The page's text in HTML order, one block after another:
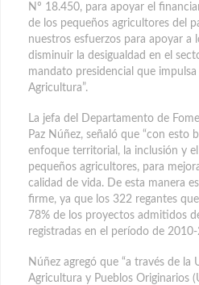
Nº 18.450, para apoyar el
de los pequeños agricultores del
nuestros esfuerzos para apoyar a
disminuir la desigualdad en el
mandato presidencial que
Agricultura”.
La jefa del Departamento de
Paz Núñez, señaló que “con esto
enfoque territorial, la inclusión y
pequeños agricultores, para
calidad de vida. De esta manera
firme, ya que los 322 regantes
78% de los proyectos admitidos
registradas en el período de 2010-
Núñez agregó que “a través de la
Agricultura y Pueblos Originarios